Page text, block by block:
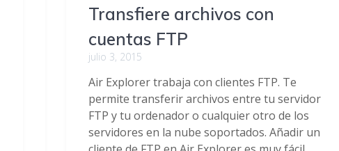
Transfiere archivos con
cuentas FTP
julio 3, 2015
Air Explorer trabaja con clientes FTP. Te
permite transferir archivos entre tu servidor
FTP y tu ordenador o cualquier otro de los
servidores en la nube soportados. Añadir un